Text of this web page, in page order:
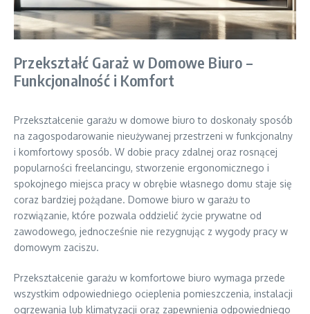
Przekształć Garaż w Domowe Biuro –
Funkcjonalność i Komfort
Przekształcenie garażu w domowe biuro to doskonały sposób
na zagospodarowanie nieużywanej przestrzeni w funkcjonalny
i komfortowy sposób. W dobie pracy zdalnej oraz rosnącej
popularności freelancingu, stworzenie ergonomicznego i
spokojnego miejsca pracy w obrębie własnego domu staje się
coraz bardziej pożądane. Domowe biuro w garażu to
rozwiązanie, które pozwala oddzielić życie prywatne od
zawodowego, jednocześnie nie rezygnując z wygody pracy w
domowym zaciszu.
Przekształcenie garażu w komfortowe biuro wymaga przede
wszystkim odpowiedniego ocieplenia pomieszczenia, instalacji
ogrzewania lub klimatyzacji oraz zapewnienia odpowiedniego